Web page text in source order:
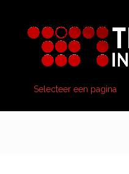
Selecteer een pagina